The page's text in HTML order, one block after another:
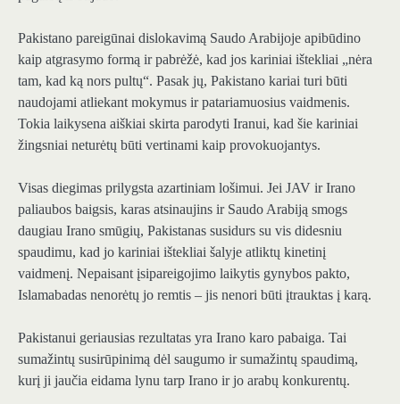
Pakistano pareigūnai dislokavimą Saudo Arabijoje apibūdino
kaip atgrasymo formą ir pabrėžė, kad jos kariniai ištekliai „nėra
tam, kad ką nors pultų“. Pasak jų, Pakistano kariai turi būti
naudojami atliekant mokymus ir patariamuosius vaidmenis.
Tokia laikysena aiškiai skirta parodyti Iranui, kad šie kariniai
žingsniai neturėtų būti vertinami kaip provokuojantys.
Visas diegimas prilygsta azartiniam lošimui. Jei JAV ir Irano
paliaubos baigsis, karas atsinaujins ir Saudo Arabiją smogs
daugiau Irano smūgių, Pakistanas susidurs su vis didesniu
spaudimu, kad jo kariniai ištekliai šalyje atliktų kinetinį
vaidmenį. Nepaisant įsipareigojimo laikytis gynybos pakto,
Islamabadas nenorėtų jo remtis – jis nenori būti įtrauktas į karą.
Pakistanui geriausias rezultatas yra Irano karo pabaiga. Tai
sumažintų susirūpinimą dėl saugumo ir sumažintų spaudimą,
kurį ji jaučia eidama lynu tarp Irano ir jo arabų konkurentų.